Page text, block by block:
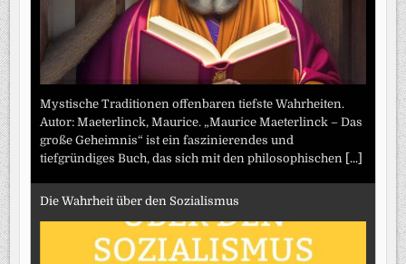
Mystische Traditionen offenbaren tiefste Wahrheiten.
Autor: Maeterlinck, Maurice. „Maurice Maeterlinck – Das
große Geheimnis“ ist ein faszinierendes und
tiefgründiges Buch, das sich mit den philosophischen [...]
Die Wahrheit über den Sozialismus